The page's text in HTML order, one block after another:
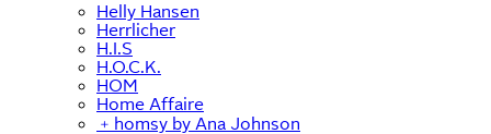
Helly Hansen
Herrlicher
H.I.S
H.O.C.K.
HOM
Home Affaire
﹢ homsy by Ana Johnson